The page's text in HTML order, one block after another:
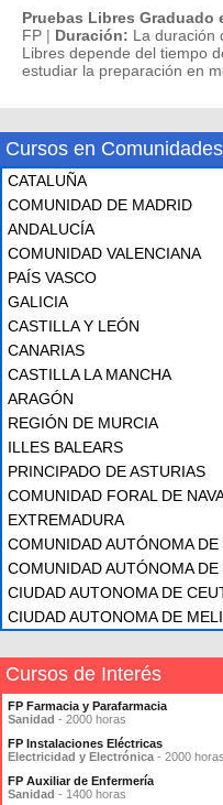
Pruebas Libres Graduado
FP | Duración: La duración
Libres depende del tiempo
estudiar la preparación en
Cursos en Comunidades
CATALUÑA
COMUNIDAD DE MADRID
ANDALUCÍA
COMUNIDAD VALENCIANA
PAÍS VASCO
GALICIA
CASTILLA Y LEÓN
CANARIAS
CASTILLA LA MANCHA
ARAGÓN
REGIÓN DE MURCIA
ILLES BALEARS
PRINCIPADO DE ASTURIAS
COMUNIDAD FORAL DE
EXTREMADURA
COMUNIDAD AUTÓNOMA DE
COMUNIDAD AUTÓNOMA DE
CIUDAD AUTONOMA DE
CIUDAD AUTONOMA DE
Cursos de Interés
FP Farmacia y Parafarmacia
Sanidad - 2000 horas
FP Instalaciones Eléctricas
Electricidad y Electrónica - 2000 horas
FP Auxiliar de Enfermería
Sanidad - 1400 horas